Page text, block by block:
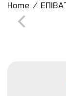
Home /